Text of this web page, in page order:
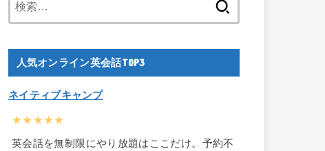
人気オンライン英会話TOP3
ネイティブキャンプ
★★★★★
英会話を無制限にやり放題はここだけ。予約不